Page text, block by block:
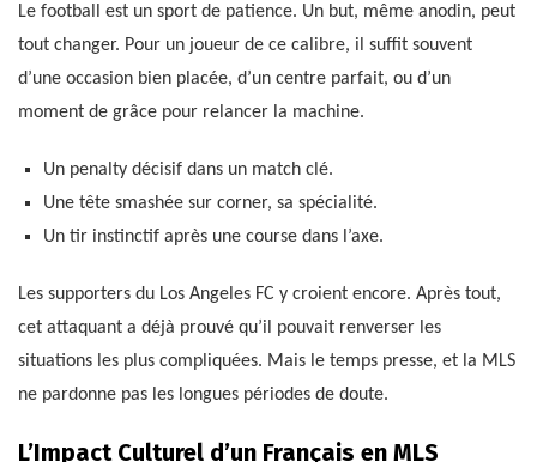
Le football est un sport de patience. Un but, même anodin, peut
tout changer. Pour un joueur de ce calibre, il suffit souvent
d’une occasion bien placée, d’un centre parfait, ou d’un
moment de grâce pour relancer la machine.
Un penalty décisif dans un match clé.
Une tête smashée sur corner, sa spécialité.
Un tir instinctif après une course dans l’axe.
Les supporters du Los Angeles FC y croient encore. Après tout,
cet attaquant a déjà prouvé qu’il pouvait renverser les
situations les plus compliquées. Mais le temps presse, et la MLS
ne pardonne pas les longues périodes de doute.
L’Impact Culturel d’un Français en MLS